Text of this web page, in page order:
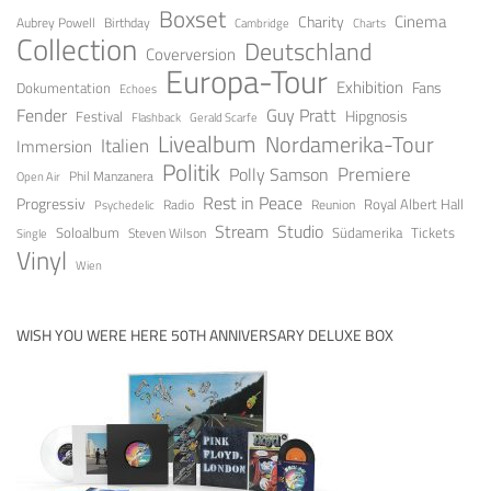
Aubrey Powell Birthday Boxset Cambridge Charity Charts Cinema
Collection Coverversion Deutschland
Dokumentation Echoes Europa-Tour Exhibition Fans
Fender Festival Flashback Gerald Scarfe Guy Pratt Hipgnosis
Immersion Italien Livealbum Nordamerika-Tour
Open Air Phil Manzanera Politik Polly Samson Premiere
Progressiv Psychedelic Radio Rest in Peace Reunion Royal Albert Hall
Single Soloalbum Steven Wilson Stream Studio Südamerika Tickets
Vinyl Wien
WISH YOU WERE HERE 50TH ANNIVERSARY DELUXE BOX